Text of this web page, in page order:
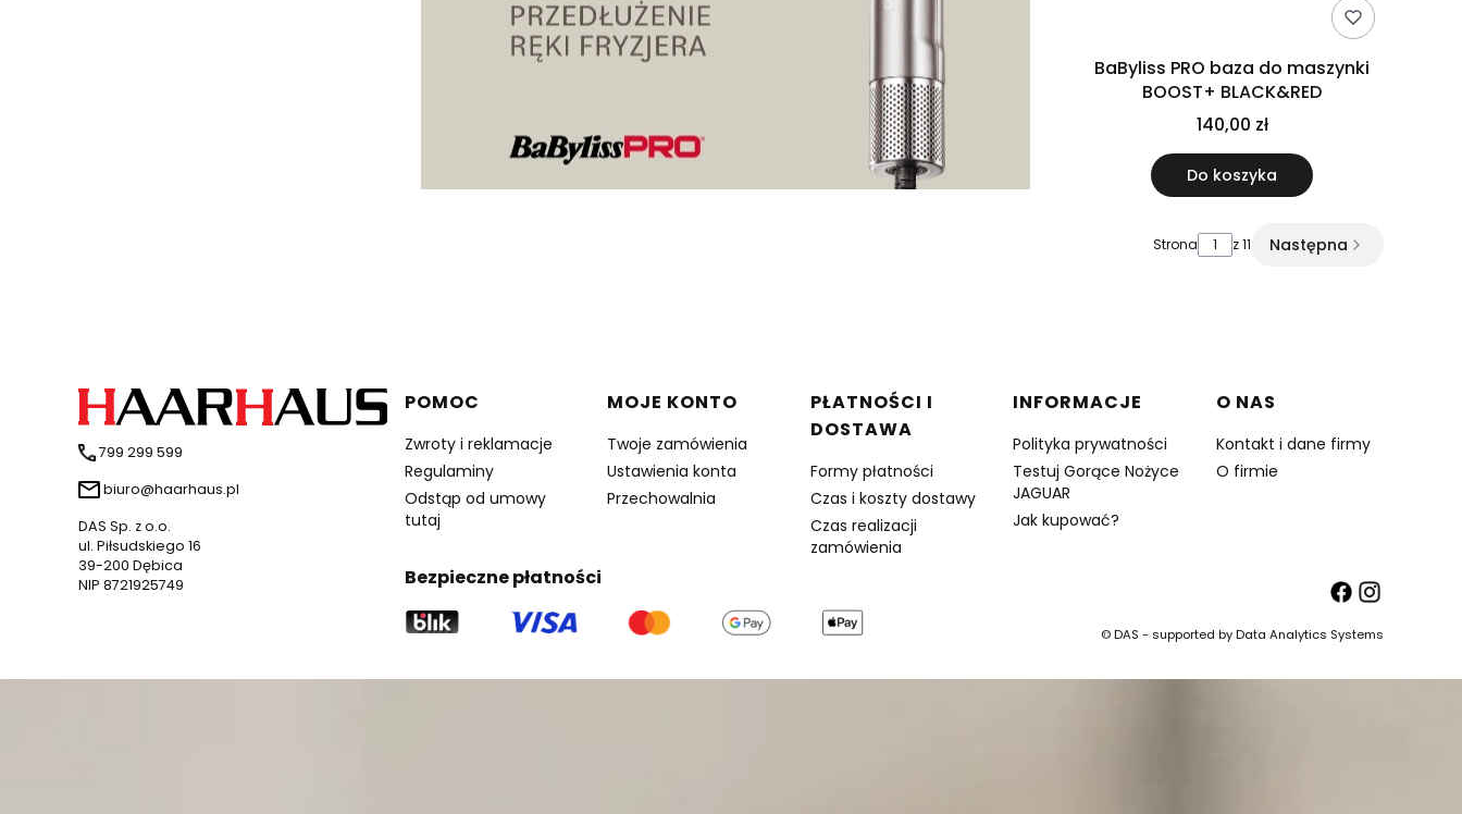
BaByliss PRO baza do maszynki
BOOST+ BLACK&RED
140,00 zł
Do koszyka
Strona z 11 Następna
799 299 599
biuro@haarhaus.pl
DAS Sp. z o.o.
ul. Piłsudskiego 16
39-200 Dębica
NIP 8721925749
Linki w stopce
POMOC
Zwroty i reklamacje
Regulaminy
Odstąp od umowy
tutaj
MOJE KONTO
Twoje zamówienia
Ustawienia konta
Przechowalnia
PŁATNOŚCI I
DOSTAWA
Formy płatności
Czas i koszty dostawy
Czas realizacji
zamówienia
INFORMACJE
Polityka prywatności
Testuj Gorące Nożyce
JAGUAR
Jak kupować?
O NAS
Kontakt i dane firmy
O firmie
Bezpieczne płatności
© DAS - supported by Data Analytics Systems